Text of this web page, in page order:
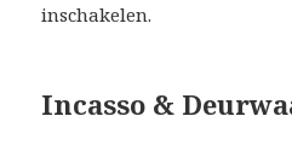
inschakelen.
Incasso &